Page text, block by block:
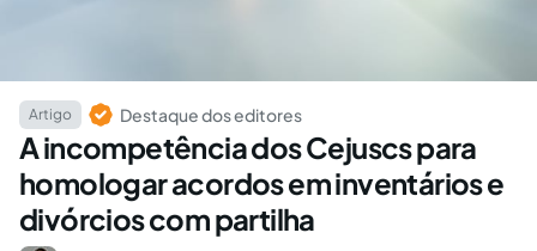
Artigo Destaque dos editores
A incompetência dos Cejuscs para
homologar acordos em inventários e
divórcios com partilha